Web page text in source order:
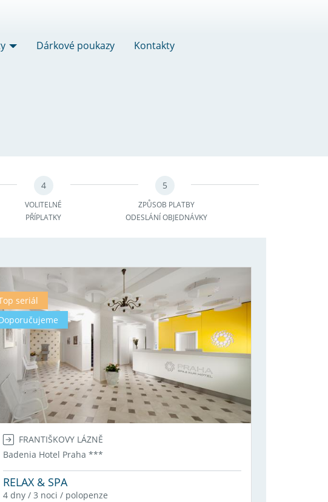
Dárkové poukazy Kontakty
4 5
VOLITELNÉ
PŘÍPLATKY
ZPŮSOB PLATBY
ODESLÁNÍ OBJEDNÁVKY
seriál
FRANTIŠKOVY LÁZNĚ
Badenia Hotel Praha ***
RELAX & SPA
4 dny / 3 noci / polopenze